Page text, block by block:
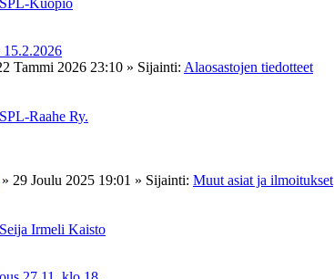
Tammi 2026 23:10 » Sijainti: Alaosastojen tiedotteet
SPL-Raahe Ry.
» 29 Joulu 2025 19:01 » Sijainti: Muut asiat ja ilmoitukset
Seija Irmeli Kaisto